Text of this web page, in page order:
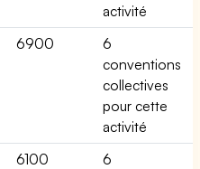
activité
6900
6
conventions
collectives
pour cette
activité
6100
6